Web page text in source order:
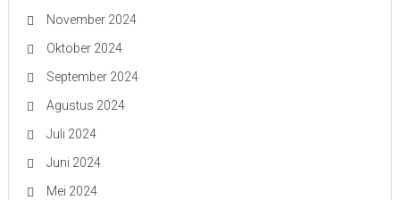
November 2024
Oktober 2024
September 2024
Agustus 2024
Juli 2024
Juni 2024
Mei 2024